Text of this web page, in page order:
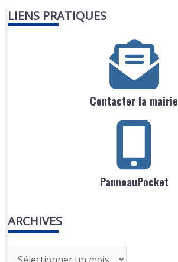
LIENS PRATIQUES
Contacter la mairie
PanneauPocket
ARCHIVES